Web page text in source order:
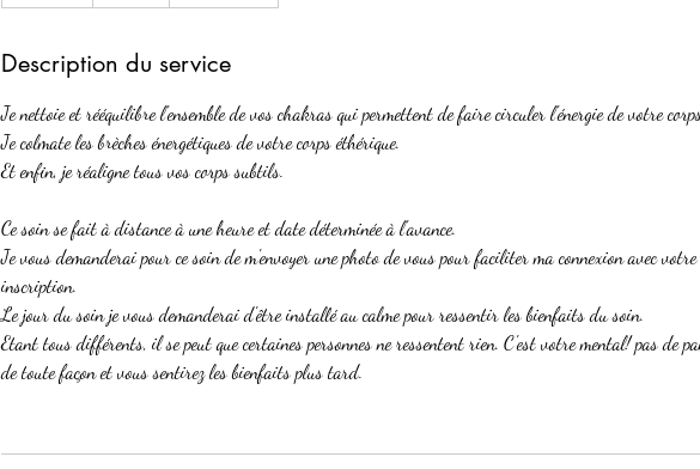
m
n
é
Description du service
Je nettoie et rééquilibre l'ensemble de vos chakras qui permettent de faire circuler l'énergie de votre
Je colmate les brèches énergétiques de votre corps éthérique.
Et enfin, je réaligne tous vos corps subtils.
Ce soin se fait à distance à une heure et date déterminée à l'avance.
Je vous demanderai pour ce soin de m'envoyer une photo de vous pour faciliter ma connexion avec
inscription.
Le jour du soin je vous demanderai d'être installé au calme pour ressentir les bienfaits du soin.
Etant tous différents, il se peut que certaines personnes ne ressentent rien. C'est votre mental! pas de
de toute façon et vous sentirez les bienfaits plus tard.